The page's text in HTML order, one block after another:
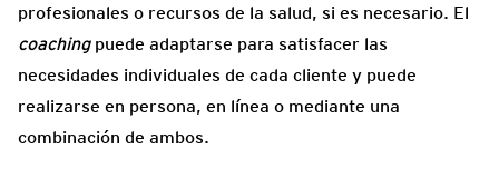
profesionales o recursos de la salud, si es necesario. El
coachingpuede adaptarse para satisfacer las
necesidades individuales de cada cliente y puede
realizarse en persona, en línea o mediante una
combinación de ambos.